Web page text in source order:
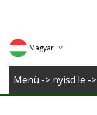
Magyar
Deutsch
Menü -> nyisd le ->